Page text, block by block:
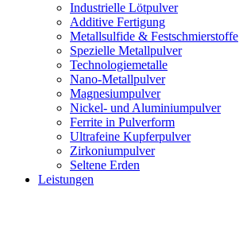
Industrielle Lötpulver
Additive Fertigung
Metallsulfide & Festschmierstoffe
Spezielle Metallpulver
Technologiemetalle
Nano-Metallpulver
Magnesiumpulver
Nickel- und Aluminiumpulver
Ferrite in Pulverform
Ultrafeine Kupferpulver
Zirkoniumpulver
Seltene Erden
Leistungen